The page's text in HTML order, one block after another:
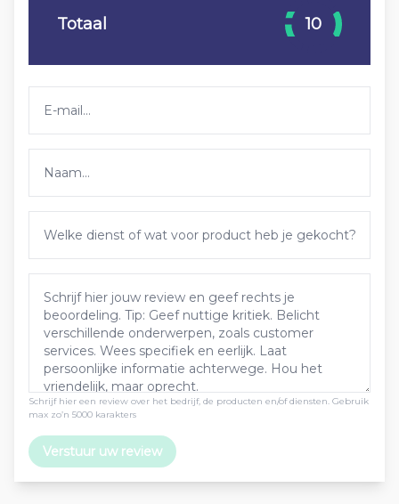
Schrijf hier een review over het bedrijf, de producten en/of diensten. Gebruik
max zo’n 5000 karakters
Verstuur uw review
Totaal 10